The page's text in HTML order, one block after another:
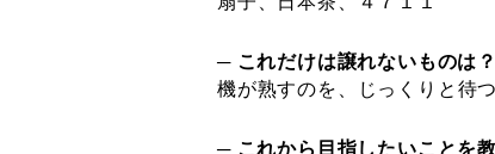
─ これだけは譲れないものは？
機が熟すのを、じっくりと待つ
─ これから目指したいことを